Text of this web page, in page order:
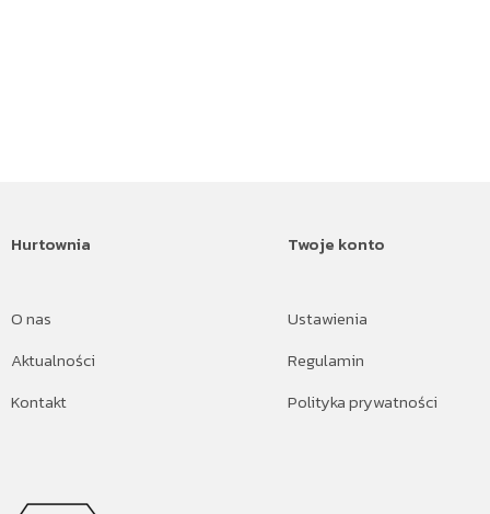
Hurtownia
O nas
Aktualności
Kontakt
Twoje konto
Ustawienia
Regulamin
Polityka prywatności